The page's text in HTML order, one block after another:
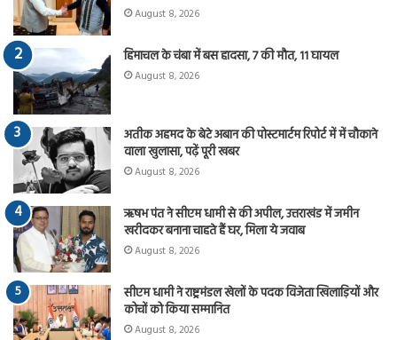
August 8, 2026
हिमाचल के चंबा में बस हादसा, 7 की मौत, 11 घायल
August 8, 2026
अतीक अहमद के बेटे अबान की पोस्टमार्टम रिपोर्ट में में चौकाने
वाला खुलासा, पढ़ें पूरी खबर
August 8, 2026
ऋषभ पंत ने सीएम धामी से की अपील, उत्तराखंड में जमीन
खरीदकर बनाना चाहते हैं घर, मिला ये जवाब
August 8, 2026
सीएम धामी ने राष्ट्रमंडल खेलों के पदक विजेता खिलाड़ियों और
कोचों को किया सम्मानित
August 8, 2026